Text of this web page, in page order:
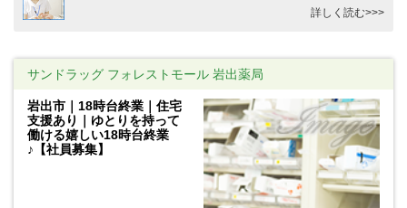
詳しく読む>>>
サンドラッグ フォレストモール 岩出薬局
岩出市｜18時台終業｜住宅
支援あり｜ゆとりを持って
働ける嬉しい18時台終業
♪【社員募集】